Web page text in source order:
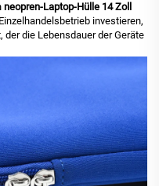
neopren-Laptop-Hülle 14 Zoll
investieren,
der die Lebensdauer der Geräte